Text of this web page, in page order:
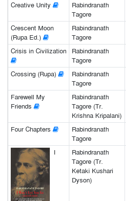
Creative Unity
Rabindranath
Tagore
Crescent Moon
(Rupa Ed.)
Rabindranath
Tagore
Crisis in Civilization
Rabindranath
Tagore
Crossing (Rupa)
Rabindranath
Tagore
Farewell My
Friends
Rabindranath
Tagore (Tr.
Krishna Kripalani)
Four Chapters
Rabindranath
Tagore
I
Rabindranath
Tagore (Tr.
Ketaki Kushari
Dyson)